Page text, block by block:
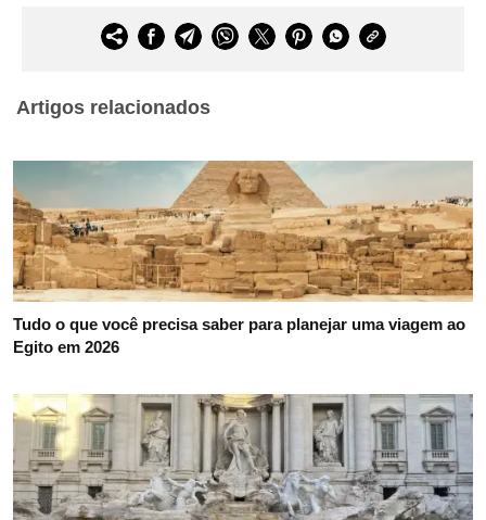
Artigos relacionados
Tudo o que você precisa saber para planejar uma viagem ao
Egito em 2026